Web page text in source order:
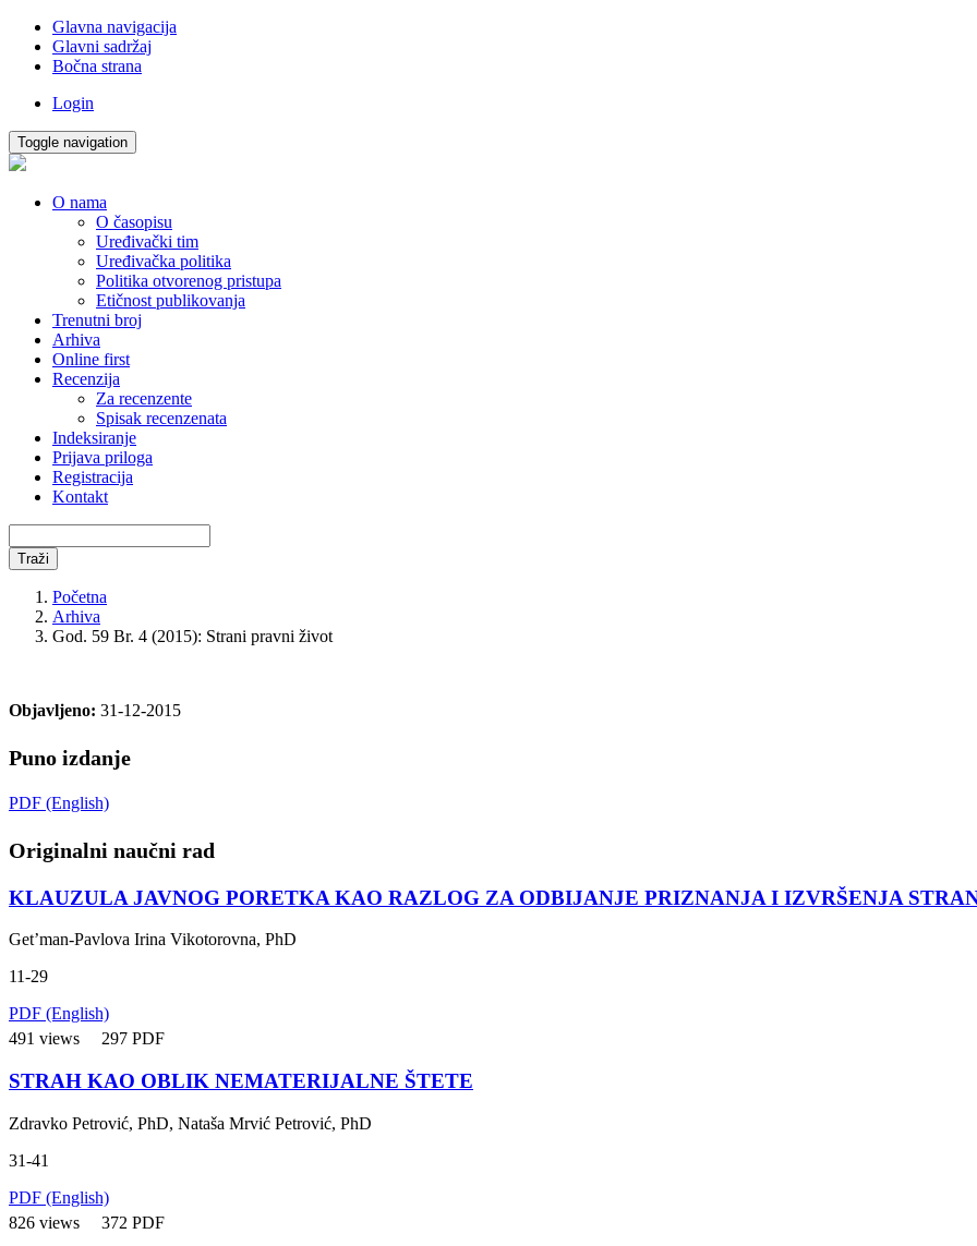
Glavna navigacija
Glavni sadržaj
Bočna strana
Login
Toggle navigation
O nama
O časopisu
Uređivački tim
Uređivačka politika
Politika otvorenog pristupa
Etičnost publikovanja
Trenutni broj
Arhiva
Online first
Recenzija
Za recenzente
Spisak recenzenata
Indeksiranje
Prijava priloga
Registracija
Kontakt
Traži
Početna
Arhiva
God. 59 Br. 4 (2015): Strani pravni život
Objavljeno: 31-12-2015
Puno izdanje
PDF (English)
Originalni naučni rad
KLAUZULA JAVNOG PORETKA KAO RAZLOG ZA ODBIJANJE PRIZNANJA I IZVRŠENJA
Get’man-Pavlova Irina Vikotorovna, PhD
11-29
PDF (English)
491 views 297 PDF
STRAH KAO OBLIK NEMATERIJALNE ŠTETE
Zdravko Petrović, PhD, Nataša Mrvić Petrović, PhD
31-41
PDF (English)
826 views 372 PDF